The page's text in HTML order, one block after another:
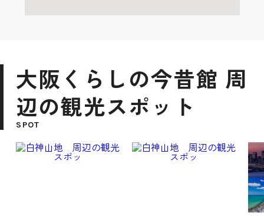
大阪くらしの今昔館 周
辺の観光スポット
SPOT